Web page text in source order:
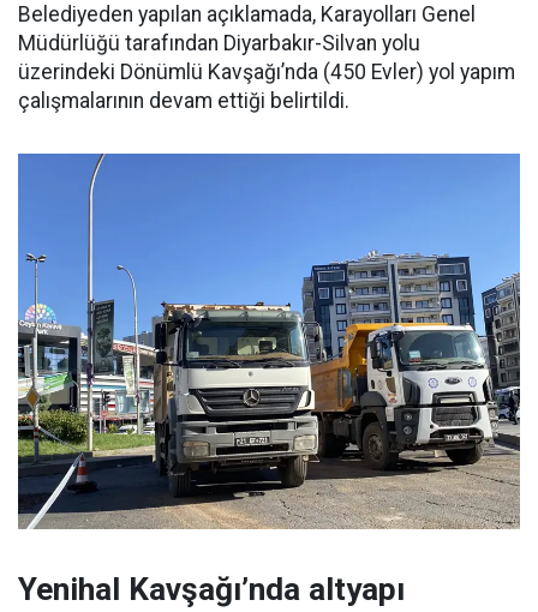
Belediyeden yapılan açıklamada, Karayolları Genel
Müdürlüğü tarafından Diyarbakır-Silvan yolu
üzerindeki Dönümlü Kavşağı’nda (450 Evler) yol yapım
çalışmalarının devam ettiği belirtildi.
Yenihal Kavşağı’nda altyapı